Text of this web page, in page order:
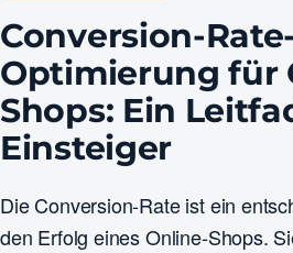
Conversion-Rate-
Optimierung für
Shops: Ein
Einsteiger
Die Conversion-Rate ist ein
den Erfolg eines Online-Shops.